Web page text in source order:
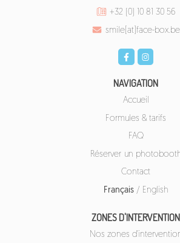
+32 (0) 10 81 30 56
smile[at]face-box.be
NAVIGATION
Accueil
Formules & tarifs
FAQ
Réserver un
Contact
Français/ English
ZONES D'INTERVENTION
Nos zones